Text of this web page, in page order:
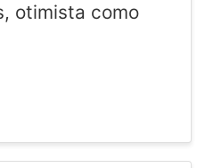
otimista como